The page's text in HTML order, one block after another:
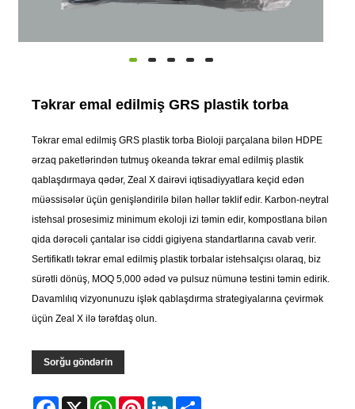
Təkrar emal edilmiş GRS plastik torba
Təkrar emal edilmiş GRS plastik torba Bioloji parçalana bilən HDPE
ərzaq paketlərindən tutmuş okeanda təkrar emal edilmiş plastik
qablaşdırmaya qədər, Zeal X dairəvi iqtisadiyyatlara keçid edən
müəssisələr üçün genişləndirilə bilən həllər təklif edir. Karbon-neytral
istehsal prosesimiz minimum ekoloji izi təmin edir, kompostlana bilən
qida dərəcəli çantalar isə ciddi gigiyena standartlarına cavab verir.
Sertifikatlı təkrar emal edilmiş plastik torbalar istehsalçısı olaraq, biz
sürətli dönüş, MOQ 5,000 ədəd və pulsuz nümunə testini təmin edirik.
Davamlılıq vizyonunuzu işlək qablaşdırma strategiyalarına çevirmək
üçün Zeal X ilə tərəfdaş olun.
Sorğu göndərin
Facebook
X WhatsAppPinterestLinkedIn